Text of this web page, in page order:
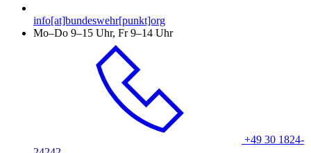
info[at]bundeswehr[punkt]org
Mo–Do 9–15 Uhr, Fr 9–14 Uhr
+49 30 1824-